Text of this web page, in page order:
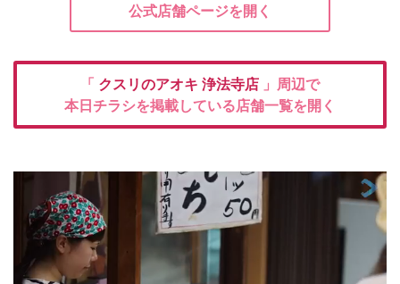
公式店舗ページを開く
「 クスリのアオキ 浄法寺店 」周辺で
本日チラシを掲載している店舗一覧を開く